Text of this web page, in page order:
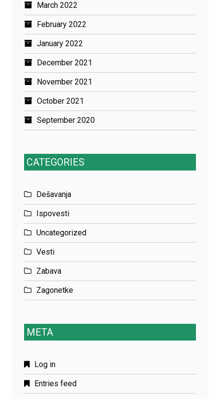
March 2022
February 2022
January 2022
December 2021
November 2021
October 2021
September 2020
CATEGORIES
Dešavanja
Ispovesti
Uncategorized
Vesti
Zabava
Zagonetke
META
Log in
Entries feed